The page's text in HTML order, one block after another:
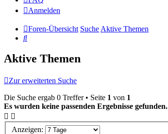
Anmelden
Foren-Übersicht SucheAktive Themen
Suche
Aktive Themen
Zur erweiterten Suche
Die Suche ergab 0 Treffer • Seite 1 von 1
Es wurden keine passenden Ergebnisse gefunden.
Anzeigen: